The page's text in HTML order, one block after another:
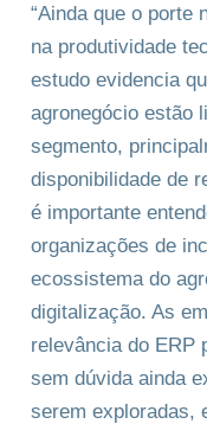
“Ainda que o porte
na produtividade
estudo evidencia
agronegócio estão
segmento,
disponibilidade de
é importante
organizações de
ecossistema do
digitalização. As
relevância do ERP
sem dúvida ainda
serem exploradas,